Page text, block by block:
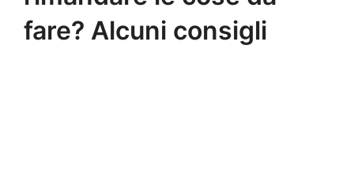
fare? Alcuni consigli